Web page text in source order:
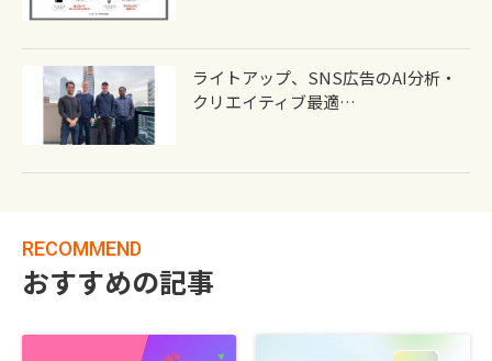
ライトアップ、SNS広告のAI分析・
クリエイティブ最適…
RECOMMEND
おすすめの記事